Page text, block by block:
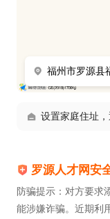
设置家庭住址
罗源人才网安
防骗提示：对方要求
能涉嫌诈骗。近期利